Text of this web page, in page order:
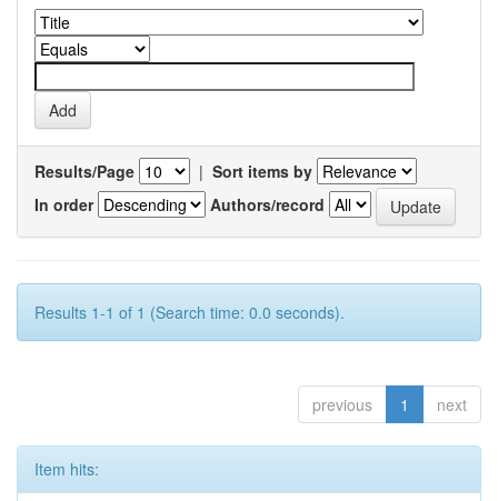
Results/Page | Sort items by
In order
Authors/record
Results 1-1 of 1 (Search time: 0.0 seconds).
previous 1 next
Item hits: